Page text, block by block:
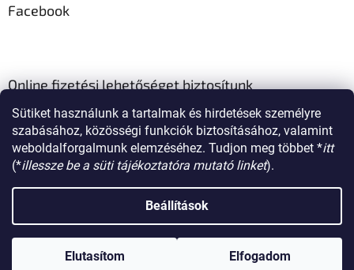
Sütiket használunk a tartalmak és hirdetések személyre
szabásához, közösségi funkciók biztosításához, valamint
weboldalforgalmunk elemzéséhez. Tudjon meg többet *itt
(*illessze be a süti tájékoztatóra mutató linket).
Beállítások
Elutasítom Elfogadom
Facebook
Online fizetési lehetőséget biztosítunk
. Minden jog fenntartva.